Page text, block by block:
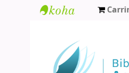
Agamenon
Magalhães